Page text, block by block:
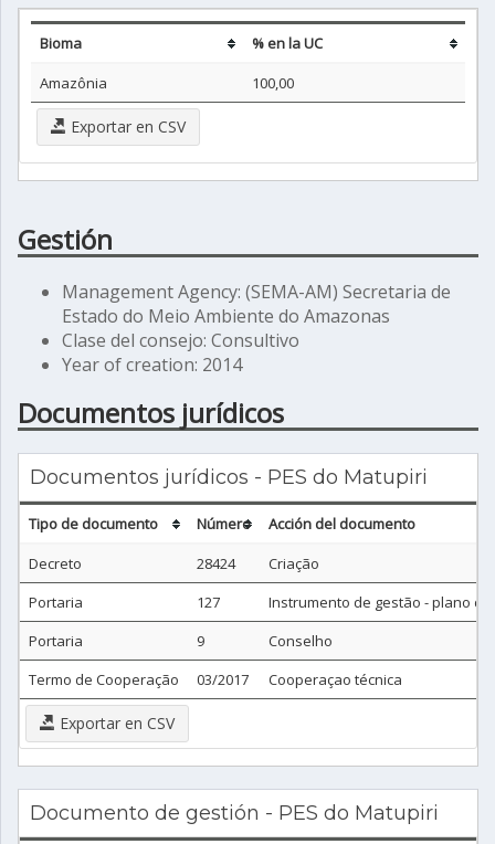
Bioma
% en la UC
Amazônia
100,00
Exportar en CSV
Gestión
Management Agency: (SEMA-AM) Secretaria de
Estado do Meio Ambiente do Amazonas
Clase del consejo: Consultivo
Year of creation: 2014
Documentos jurídicos
Documentos jurídicos - PES do Matupiri
Tipo de documento Número
Acción del documento
Decreto
28424
Criação
Portaria
127
Instrumento de gestão - plano
Portaria
9
Conselho
Termo de Cooperação
03/2017 Cooperaçao técnica
Exportar en CSV
Documento de gestión - PES do Matupiri